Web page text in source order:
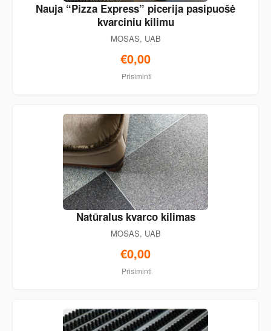
Nauja “Pizza Express” picerija pasipuošė
kvarciniu kilimu
MOSAS, UAB
€0,00
Prisiminti
Natūralus kvarco kilimas
MOSAS, UAB
€0,00
Prisiminti